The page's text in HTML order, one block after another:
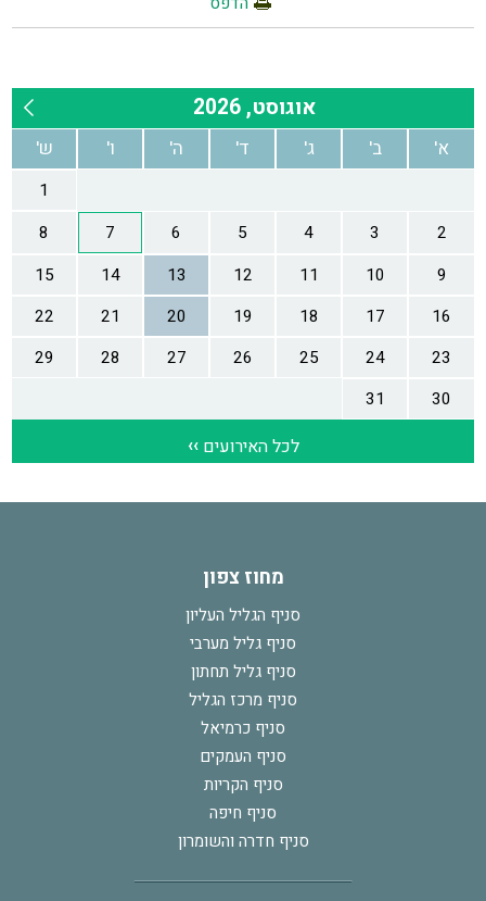
מחוז צפון
סניף הגליל העליון
סניף גליל מערבי
סניף גליל תחתון
סניף מרכז הגליל
סניף כרמיאל
סניף העמקים
סניף הקריות
סניף חיפה
סניף חדרה והשומרון